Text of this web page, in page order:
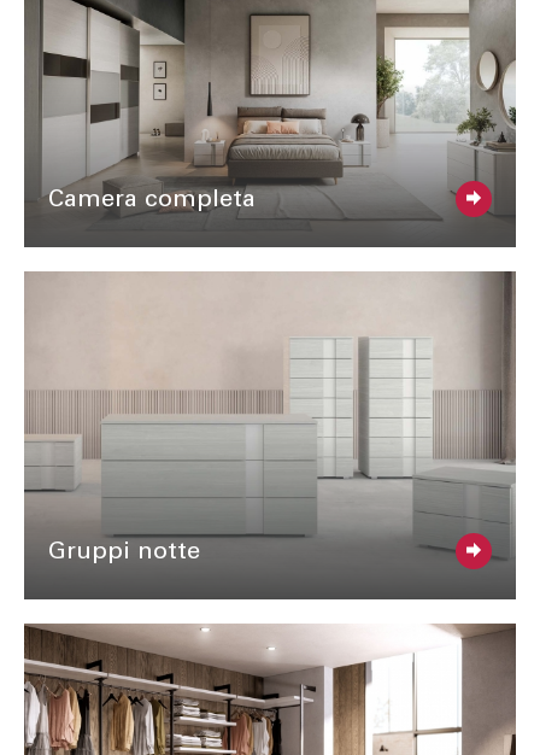
Camera completa
Gruppi notte